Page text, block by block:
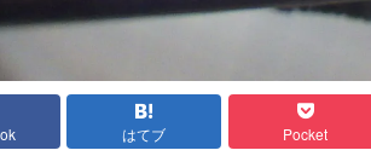
はてブ Pocket